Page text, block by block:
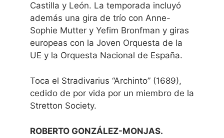
Castilla y León. La temporada incluyó
además una gira de trío con Anne-
Sophie Mutter y Yefim Bronfman y giras
europeas con la Joven Orquesta de la
UE y la Orquesta Nacional de España.
Toca el Stradivarius “Archinto” (1689),
cedido de por vida por un miembro de la
Stretton Society.
ROBERTO GONZÁLEZ-MONJAS.